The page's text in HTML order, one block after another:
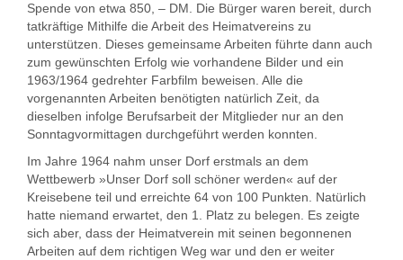
Spende von etwa 850, – DM. Die Bürger waren bereit, durch
tatkräftige Mithilfe die Arbeit des Heimatvereins zu
unterstützen. Dieses gemeinsame Arbeiten führte dann auch
zum gewünschten Erfolg wie vorhandene Bilder und ein
1963/1964 gedrehter Farbfilm beweisen. Alle die
vorgenannten Arbeiten benötigten natürlich Zeit, da
dieselben infolge Berufsarbeit der Mitglieder nur an den
Sonntagvormittagen durchgeführt werden konnten.
Im Jahre 1964 nahm unser Dorf erstmals an dem
Wettbewerb »Unser Dorf soll schöner werden« auf der
Kreisebene teil und erreichte 64 von 100 Punkten. Natürlich
hatte niemand erwartet, den 1. Platz zu belegen. Es zeigte
sich aber, dass der Heimatverein mit seinen begonnenen
Arbeiten auf dem richtigen Weg war und den er weiter